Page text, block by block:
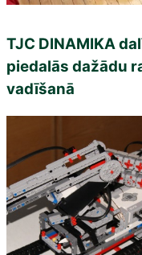
TJC DINAMIKA
piedalās dažādu
vadīšanā